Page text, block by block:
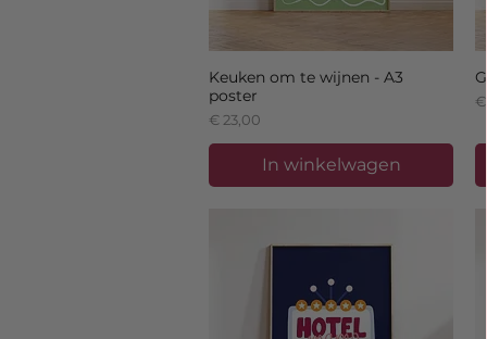
Keuken om te wijnen - A3
poster
Prijs
€ 23,00
In winkelwagen
€